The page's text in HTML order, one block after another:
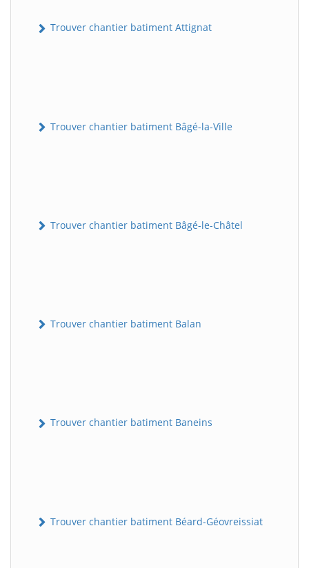
Trouver chantier batiment Attignat
Trouver chantier batiment Bâgé-la-Ville
Trouver chantier batiment Bâgé-le-Châtel
Trouver chantier batiment Balan
Trouver chantier batiment Baneins
Trouver chantier batiment Béard-Géovreissiat